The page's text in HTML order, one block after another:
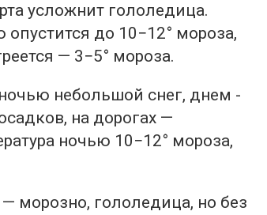
усложнит гололедица.
до 10−12° мороза,
— 3−5° мороза.
небольшой снег, днем ​​-
на дорогах —
ночью 10−12° мороза,
— морозно, гололедица, но без